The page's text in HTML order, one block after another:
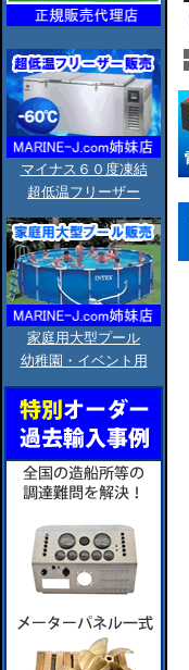
マイナス６０度凍結
超低温フリーザー
家庭用大型プール
幼稚園・イベント用